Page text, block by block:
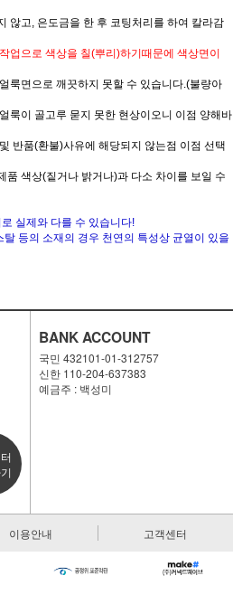
고, 은도금을 한 후 코팅처리를 하여 칼라감
업으로 색상을 칠(뿌리)하기때문에 색상면이
면으로 깨끗하지 못할 수 있습니다.(불량아
이 골고루 묻지 못한 현상이오니 이점 양해바
품(환불)사유에 해당되지 않는점 이점 선택
색상(짙거나 밝거나)과 다소 차이를 보일 수
실제와 다를 수 있습니다!
등의 소재의 경우 천연의 특성상 균열이 있을
BANK ACCOUNT
국민 432101-01-312757
신한 110-204-637383
예금주 : 백성미
이용안내 고객센터